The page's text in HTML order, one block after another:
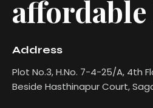
Address
Plot No.3, H.No. 7-4-25/A, 4th
Beside Hasthinapur Court,